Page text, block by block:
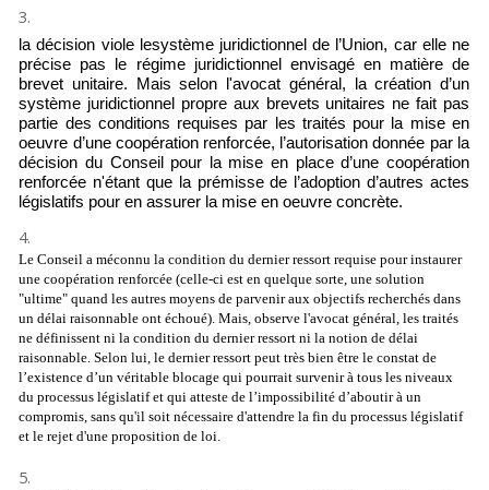
la décision viole lesystème juridictionnel de l’Union, car elle ne
précise pas le régime juridictionnel envisagé en matière de
brevet unitaire. Mais selon l'avocat général,
la création d’un
système juridictionnel propre aux brevets unitaires ne fait pas
partie des conditions requises par les traités pour la mise en
oeuvre d’une coopération renforcée, l’autorisation donnée par la
décision du Conseil pour la mise en place d’une coopération
renforcée n'étant que la prémisse de l’adoption d’autres actes
législatifs pour en assurer la mise en oeuvre concrète.
Le Conseil a méconnu la condition du dernier ressort requise pour instaurer
une coopération renforcée (celle-ci est en quelque sorte, une solution
"ultime" quand les autres moyens de parvenir aux objectifs recherchés dans
un délai raisonnable ont échoué). Mais, observe l'avocat général, les traités
ne définissent ni la condition du dernier ressort ni la notion de délai
raisonnable. Selon lui, le dernier ressort peut très bien être le constat de
l’existence d’un véritable blocage qui pourrait survenir à tous les niveaux
du processus législatif et qui atteste de l’impossibilité d’aboutir à un
compromis, sans qu'il soit nécessaire d'attendre la fin du processus législatif
et le rejet d'une proposition de loi.